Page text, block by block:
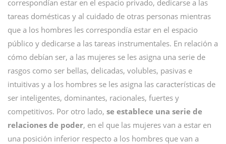
correspondían estar en el espacio privado, dedicarse a las
tareas domésticas y al cuidado de otras personas mientras
que a los hombres les correspondía estar en el espacio
público y dedicarse a las tareas instrumentales. En relación a
cómo debían ser, a las mujeres se les asigna una serie de
rasgos como ser bellas, delicadas, volubles, pasivas e
intuitivas y a los hombres se les asigna las características de
ser inteligentes, dominantes, racionales, fuertes y
competitivos. Por otro lado, se establece una serie de
relaciones de poder, en el que las mujeres van a estar en
una posición inferior respecto a los hombres que van a